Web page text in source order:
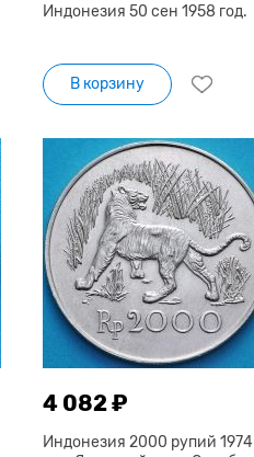
Индонезия 50 сен 1958 год.
В корзину
4 082 ₽
Индонезия 2000 рупий 1974